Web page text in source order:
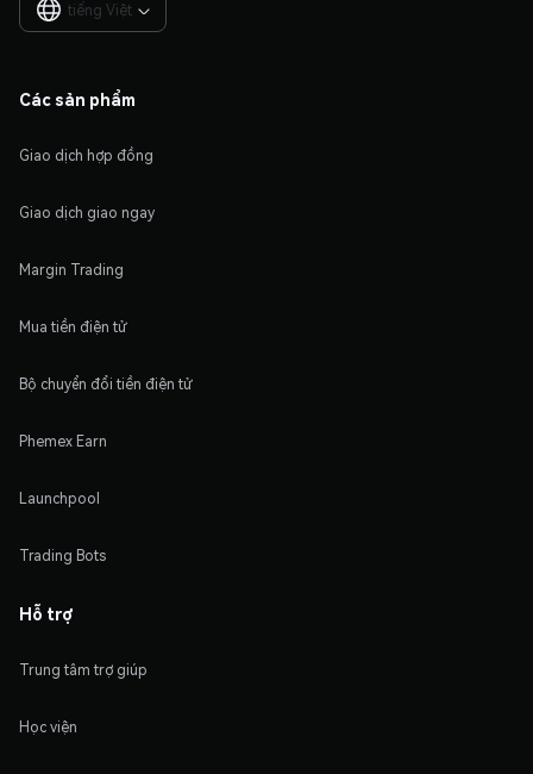
tiếng Việt 
Các sản phẩm
Giao dịch hợp đồng
Giao dịch giao ngay
Margin Trading
Mua tiền điện tử
Bộ chuyển đổi tiền điện tử
Phemex Earn
Launchpool
Trading Bots
Hỗ trợ
Trung tâm trợ giúp
Học viện